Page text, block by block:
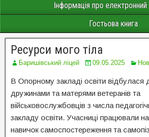
Інформація про
Гостьова книга
Ресурси мого тіла
Баришівський ліцей 09.05.2025
В Опорному закладі освіти відбулася
дружинами та матерями ветеранів та
військовослужбовців з числа
закладу освіти. Учасниці працювали
навичок самоспостереження та